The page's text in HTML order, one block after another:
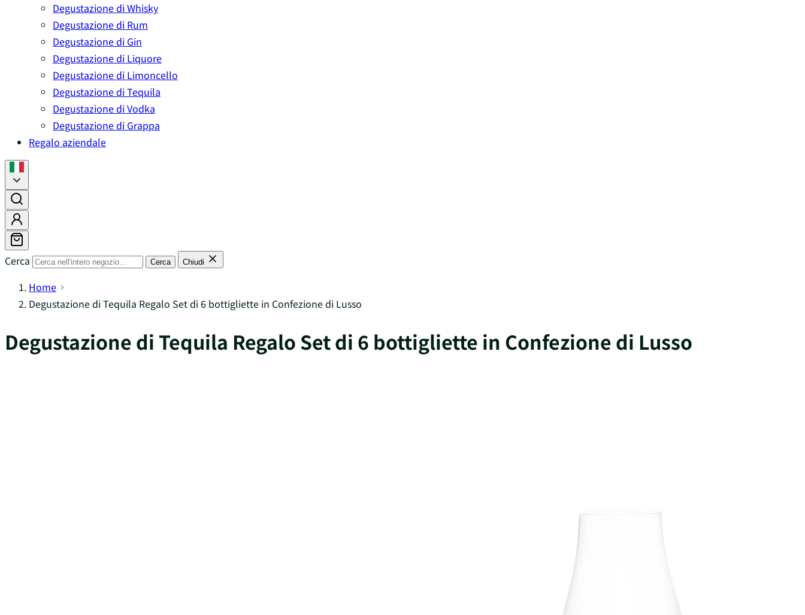
Degustazione di Whisky
Degustazione di Rum
Degustazione di Gin
Degustazione di Liquore
Degustazione di Limoncello
Degustazione di Tequila
Degustazione di Vodka
Degustazione di Grappa
Regalo aziendale
Cerca Cerca Chiudi
Home
Degustazione di Tequila Regalo Set di 6 bottigliette in Confezione di Lusso
Degustazione di Tequila Regalo Set di 6 bottigliette in Confezione di Lusso